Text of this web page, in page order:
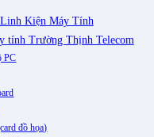
Kiện Máy Tính
tính Trường Thịnh Telecom
PC
đồ họa)